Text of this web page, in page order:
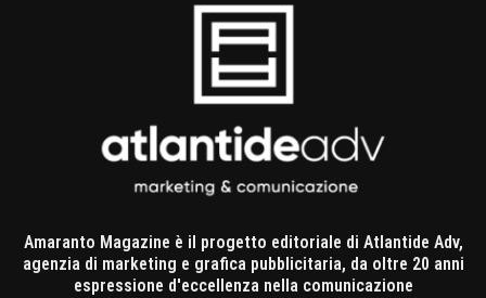
Amaranto Magazine è il progetto editoriale di Atlantide Adv,
agenzia di marketing e grafica pubblicitaria, da oltre 20 anni
espressione d'eccellenza nella comunicazione